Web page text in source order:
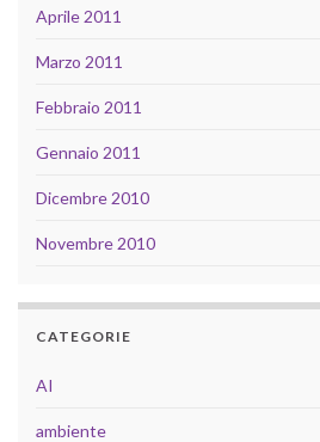
Aprile 2011
Marzo 2011
Febbraio 2011
Gennaio 2011
Dicembre 2010
Novembre 2010
CATEGORIE
AI
ambiente